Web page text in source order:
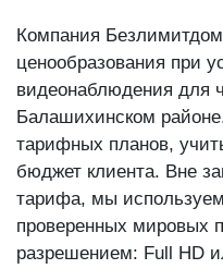
Компания
ценообразования при
видеонаблюдения для
Балашихинском
тарифных планов,
бюджет клиента. Вне
тарифа, мы
проверенных мировых
разрешением: Full HD